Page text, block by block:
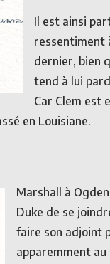
Il est ainsi
ressentiment
dernier, bien
tend à lui
Car Clem est
en Louisiane.
Marshall à
Duke de se
faire son adjoint
apparemment